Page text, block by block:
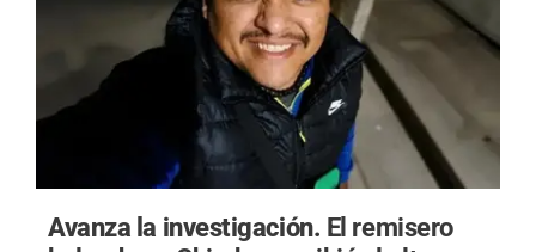
Avanza la investigación. El remisero